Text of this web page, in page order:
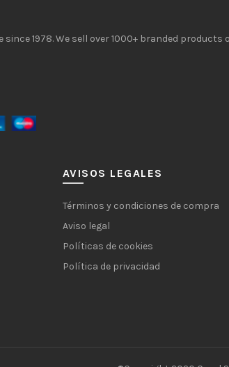
since 1978. We sell over 1000+ branded products
AVISOS LEGALES
Términos y condiciones de compra
Aviso legal
Políticas de cookies
Política de privacidad